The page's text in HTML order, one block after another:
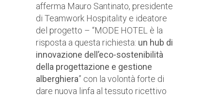
afferma Mauro Santinato, presidente
di Teamwork Hospitality e ideatore
del progetto – “MODE HOTEL è la
risposta a questa richiesta: un hub di
innovazione dell’eco-sostenibilità
della progettazione e gestione
alberghiera” con la volontà forte di
dare nuova linfa al tessuto ricettivo